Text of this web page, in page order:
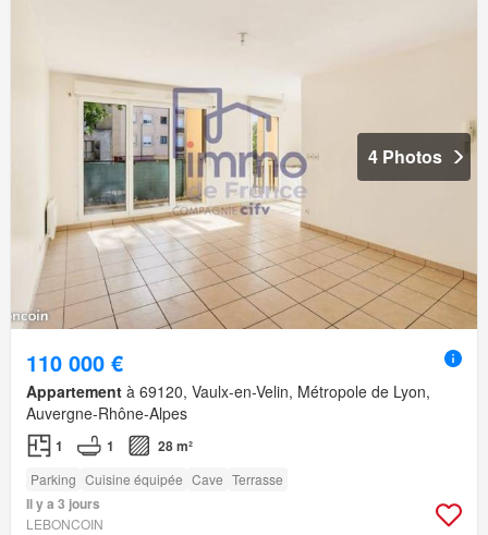
4 Photos
110 000 €
Appartement à 69120, Vaulx-en-Velin, Métropole de Lyon,
Auvergne-Rhône-Alpes
1 1 28 m²
Parking Cuisine équipée Cave Terrasse
Il y a 3 jours
LEBONCOIN